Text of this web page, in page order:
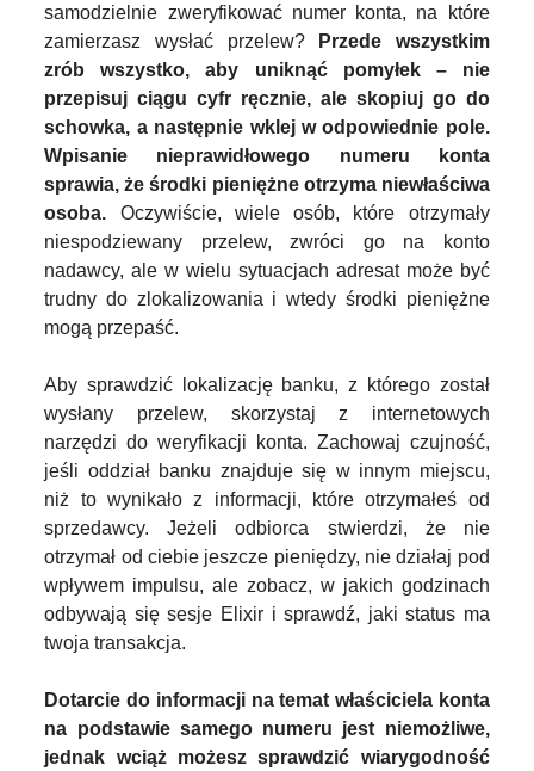
samodzielnie zweryfikować numer konta, na które
zamierzasz wysłać przelew?
Przede wszystkim
zrób wszystko, aby uniknąć pomyłek – nie
przepisuj ciągu cyfr ręcznie, ale skopiuj go do
schowka, a następnie wklej w odpowiednie pole.
Wpisanie nieprawidłowego numeru konta
sprawia, że środki pieniężne otrzyma niewłaściwa
osoba. Oczywiście, wiele osób, które otrzymały
niespodziewany przelew, zwróci go na konto
nadawcy, ale w wielu sytuacjach adresat może być
trudny do zlokalizowania i wtedy środki pieniężne
mogą przepaść.
Aby sprawdzić lokalizację banku, z którego został
wysłany przelew, skorzystaj z internetowych
narzędzi do weryfikacji konta. Zachowaj czujność,
jeśli oddział banku znajduje się w innym miejscu,
niż to wynikało z informacji, które otrzymałeś od
sprzedawcy. Jeżeli odbiorca stwierdzi, że nie
otrzymał od ciebie jeszcze pieniędzy, nie działaj pod
wpływem impulsu, ale zobacz, w jakich godzinach
odbywają się sesje Elixir i sprawdź, jaki status ma
twoja transakcja.
Dotarcie do informacji na temat właściciela konta
na podstawie samego numeru jest niemożliwe,
jednak wciąż możesz sprawdzić wiarygodność